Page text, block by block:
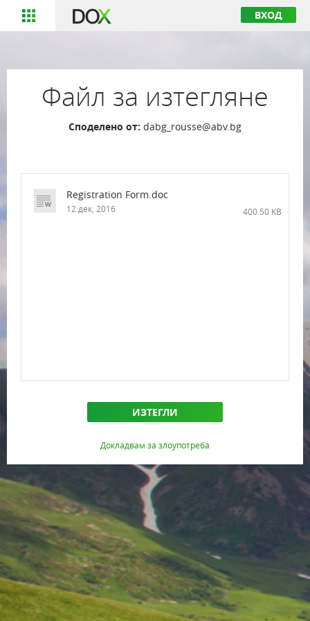
ВХОД
Файл за изтегляне
Споделено от: dabg_rousse@abv.bg
Registration Form.doc
12 дек, 2016 400.50 KB
ИЗТЕГЛИ
Докладвам за злоупотреба